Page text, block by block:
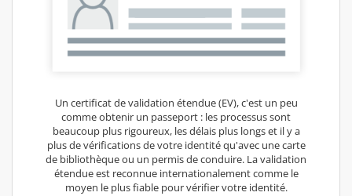
Un certificat de validation étendue (EV), c'est un peu
comme obtenir un passeport : les processus sont
beaucoup plus rigoureux, les délais plus longs et il y a
plus de vérifications de votre identité qu'avec une carte
de bibliothèque ou un permis de conduire. La validation
étendue est reconnue internationalement comme le
moyen le plus fiable pour vérifier votre identité.